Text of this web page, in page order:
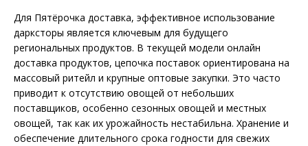
Для Пятёрочка доставка, эффективное использование
дарксторы является ключевым для будущего
региональных продуктов. В текущей модели онлайн
доставка продуктов, цепочка поставок ориентирована на
массовый ритейл и крупные оптовые закупки. Это часто
приводит к отсутствию овощей от небольших
поставщиков, особенно сезонных овощей и местных
овощей, так как их урожайность нестабильна. Хранение и
обеспечение длительного срока годности для свежих